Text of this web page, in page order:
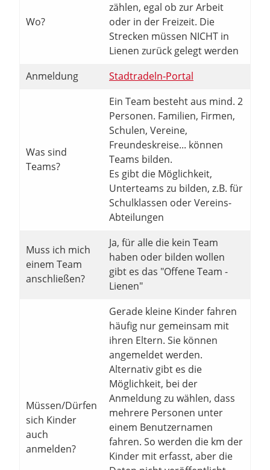
Wo?
zählen, egal ob zur Arbeit
oder in der Freizeit. Die
Strecken müssen NICHT in
Lienen zurück gelegt werden
Anmeldung
Stadtradeln-Portal
Was sind
Teams?
Ein Team besteht aus mind. 2
Personen. Familien, Firmen,
Schulen, Vereine,
Freundeskreise... können
Teams bilden.
Es gibt die Möglichkeit,
Unterteams zu bilden, z.B. für
Schulklassen oder Vereins-
Abteilungen
Muss ich mich
einem Team
anschließen?
Ja, für alle die kein Team
haben oder bilden wollen
gibt es das "Offene Team -
Lienen"
Müssen/Dürfen
sich Kinder
auch
anmelden?
Gerade kleine Kinder fahren
häufig nur gemeinsam mit
ihren Eltern. Sie können
angemeldet werden.
Alternativ gibt es die
Möglichkeit, bei der
Anmeldung zu wählen, dass
mehrere Personen unter
einem Benutzernamen
fahren. So werden die km der
Kinder mit erfasst, aber die